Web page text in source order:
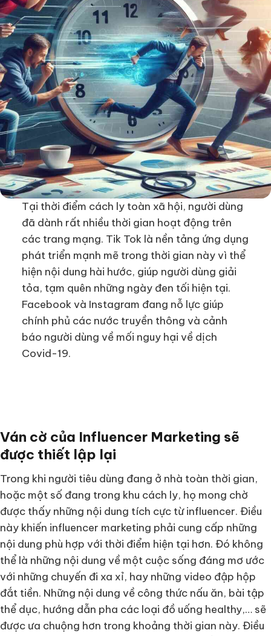
Tại thời điểm cách ly toàn xã hội, người dùng
đã dành rất nhiều thời gian hoạt động trên
các trang mạng. Tik Tok là nền tảng ứng dụng
phát triển mạnh mẽ trong thời gian này vì thể
hiện nội dung hài hước, giúp người dùng giải
tỏa, tạm quên những ngày đen tối hiện tại.
Facebook và Instagram đang nỗ lực giúp
chính phủ các nước truyền thông và cảnh
báo người dùng về mối nguy hại về dịch
Covid-19.
Ván cờ của Influencer Marketing sẽ
được thiết lập lại
Trong khi người tiêu dùng đang ở nhà toàn thời gian,
hoặc một số đang trong khu cách ly, họ mong chờ
được thấy những nội dung tích cực từ influencer. Điều
này khiến influencer marketing phải cung cấp những
nội dung phù hợp với thời điểm hiện tại hơn. Đó không
thể là những nội dung về một cuộc sống đáng mơ ước
với những chuyến đi xa xỉ, hay những video đập hộp
đắt tiền. Những nội dung về công thức nấu ăn, bài tập
thể dục, hướng dẫn pha các loại đồ uống healthy,… sẽ
được ưa chuộng hơn trong khoảng thời gian này. Điều